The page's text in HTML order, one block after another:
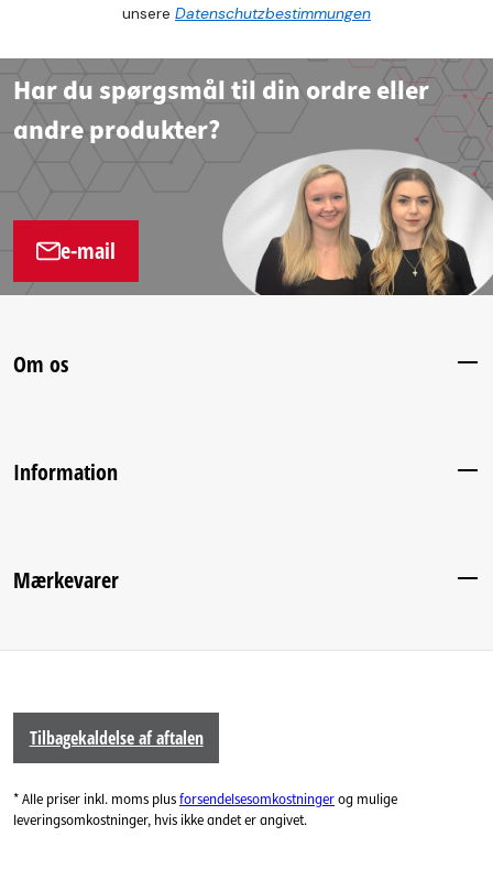
unsere Datenschutzbestimmungen
Har du spørgsmål til din ordre eller
andre produkter?
e-mail
Om os
Information
Mærkevarer
Tilbagekaldelse af aftalen
* Alle priser inkl. moms plusforsendelsesomkostningerog mulige
leveringsomkostninger, hvis ikke andet er angivet.